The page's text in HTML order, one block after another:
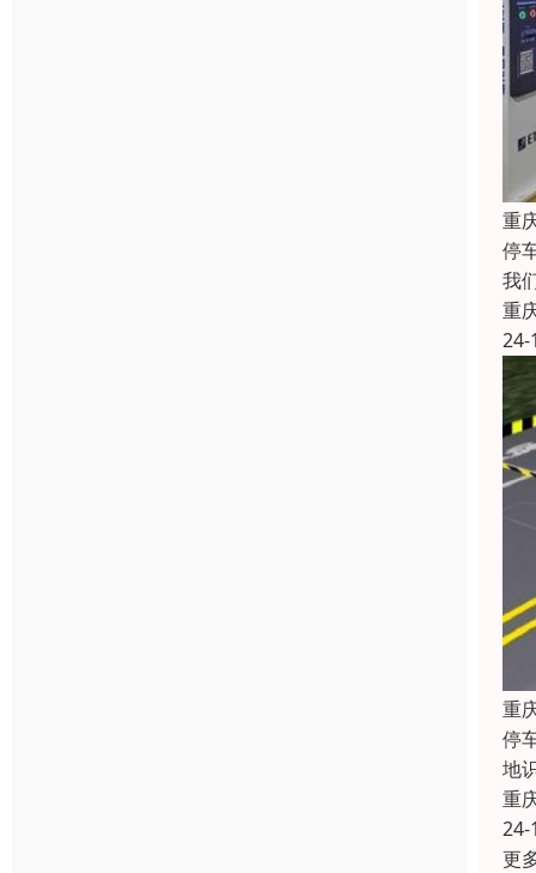
重
停
我
重
24-
重
停
地
重
24-
更